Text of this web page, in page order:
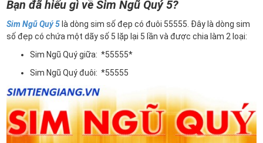
Bạn đã hiểu gì về Sim Ngũ Quý 5?
Sim Ngũ Quý 5 là dòng sim số đẹp có đuôi 55555. Đây là dòng sim
số đẹp có chứa một dãy số 5 lặp lại 5 lần và được chia làm 2 loại:
Sim Ngũ Quý giữa: *55555*
Sim Ngũ Quý đuôi: *55555